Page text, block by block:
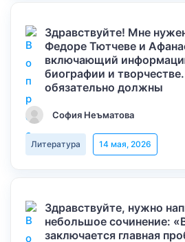
Здравствуйте! Мне
Федоре Тютчеве и
включающий
биографии и
обязательно должны
София Неъматова
Литература 14 мая, 2026
Здравствуйте, нужно
небольшое сочинение:
заключается главная